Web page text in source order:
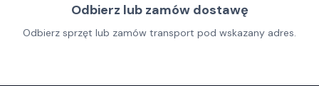
Odbierz lub zamów dostawę
Odbierz sprzęt lub zamów transport pod wskazany adres.